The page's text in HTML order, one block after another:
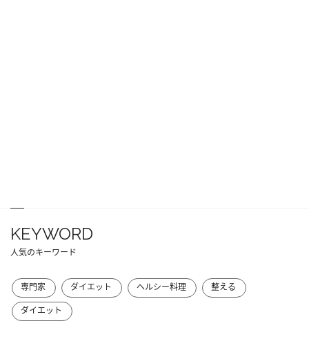
KEYWORD
人気のキーワード
専門家 ダイエット ヘルシー料理
整える
ダイエット